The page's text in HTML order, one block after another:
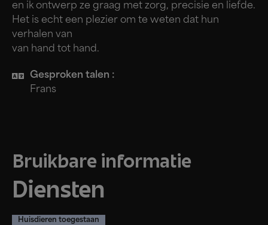
en ik ontwerp ze graag met zorg, precisie en liefde.
Het is echt een plezier om te weten dat hun
verhalen van
van hand tot hand.
Gesproken talen :
Frans
Bruikbare informatie
Diensten
Huisdieren toegestaan